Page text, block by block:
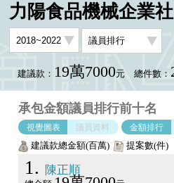
力陽食品機械企業社
建議款： 19萬7000元 總件數：
承包金額議員排行前十名
視覺圖表 議員資料 金額排行
建議款總金額(百萬) 提案數(件)
1 陳正順